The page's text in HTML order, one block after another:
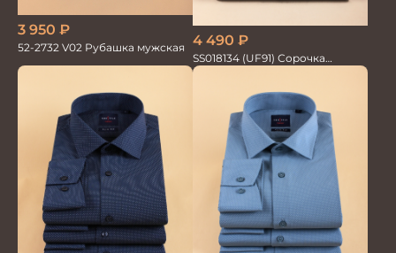
3 950 ₽
52-2732 V02 Рубашка мужская 4 490 ₽
SS018134 (UF91) Сорочка
мужская GROSTYLE TRENDY